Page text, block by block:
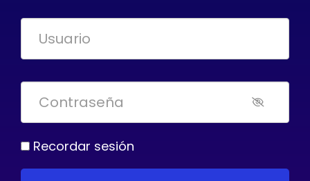
Recordar sesión